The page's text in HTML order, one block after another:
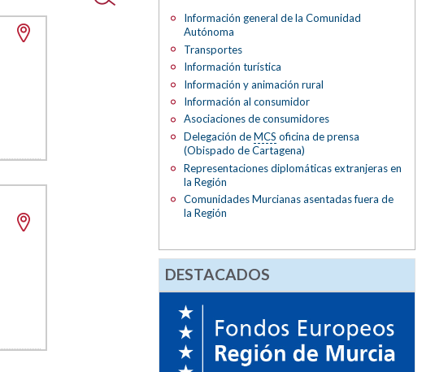
Información general de la Comunidad
Autónoma
Transportes
Información turística
Información y animación rural
Información al consumidor
Asociaciones de consumidores
Delegación deMCS oficina de prensa
(Obispado de Cartagena)
Representaciones diplomáticas extranjeras en
la Región
Comunidades Murcianas asentadas fuera de
la Región
DESTACADOS